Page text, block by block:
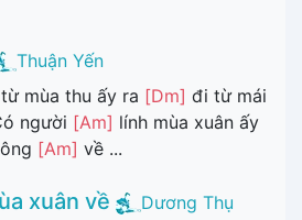
Thuận Yến
mùa thu ấy ra [Dm] đi từ mái
người [Am] lính mùa xuân ấy
[Am] về ...
xuân về
Dương Thụ